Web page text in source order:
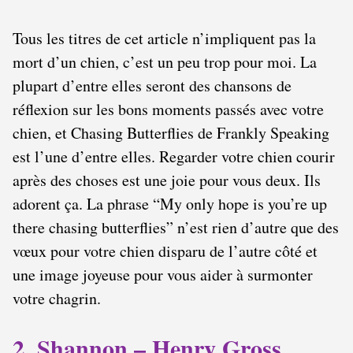
Tous les titres de cet article n’impliquent pas la
mort d’un chien, c’est un peu trop pour moi. La
plupart d’entre elles seront des chansons de
réflexion sur les bons moments passés avec votre
chien, et Chasing Butterflies de Frankly Speaking
est l’une d’entre elles. Regarder votre chien courir
après des choses est une joie pour vous deux. Ils
adorent ça. La phrase “My only hope is you’re up
there chasing butterflies” n’est rien d’autre que des
vœux pour votre chien disparu de l’autre côté et
une image joyeuse pour vous aider à surmonter
votre chagrin.